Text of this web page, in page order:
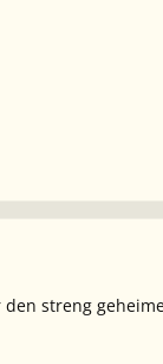
streng